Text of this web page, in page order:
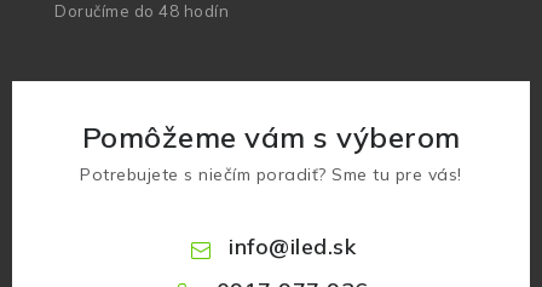
Doručíme do 48 hodín
Pomôžeme vám s výberom
Potrebujete s niečím poradiť? Sme tu pre vás!
info@iled.sk